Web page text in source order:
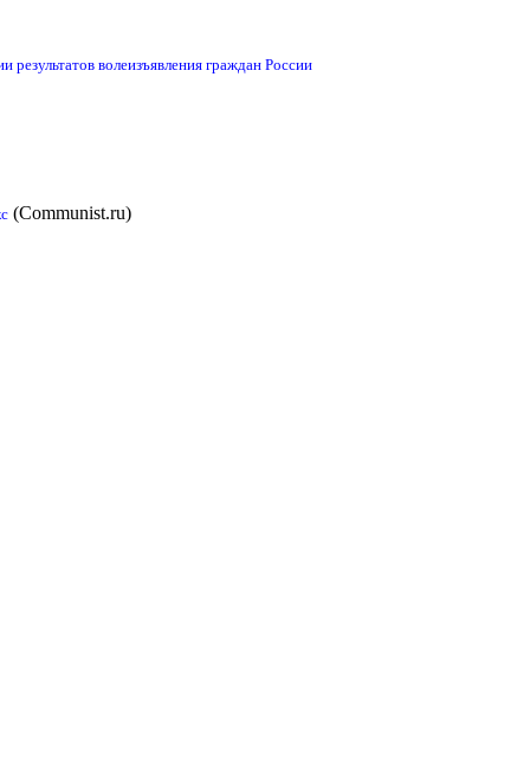
волеизъявления граждан России
(Communist.ru)